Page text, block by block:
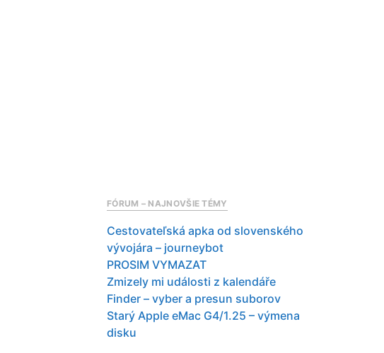
FÓRUM – NAJNOVŠIE TÉMY
Cestovateľská apka od slovenského
vývojára – journeybot
PROSIM VYMAZAT
Zmizely mi události z kalendáře
Finder – vyber a presun suborov
Starý Apple eMac G4/1.25 – výmena
disku